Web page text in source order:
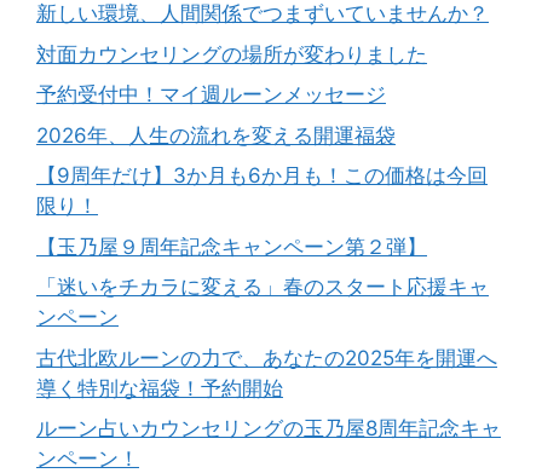
新しい環境、人間関係でつまずいていませんか？
対面カウンセリングの場所が変わりました
予約受付中！マイ週ルーンメッセージ
2026年、人生の流れを変える開運福袋
【9周年だけ】3か月も6か月も！この価格は今回
限り！
【玉乃屋９周年記念キャンペーン第２弾】
「迷いをチカラに変える」春のスタート応援キャ
ンペーン
古代北欧ルーンの力で、あなたの2025年を開運へ
導く特別な福袋！予約開始
ルーン占いカウンセリングの玉乃屋8周年記念キャ
ンペーン！